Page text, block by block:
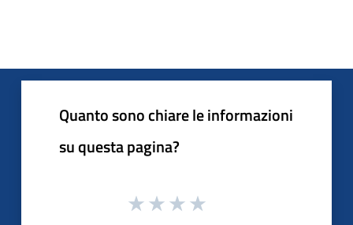
Quanto sono chiare le informazioni
su questa pagina?